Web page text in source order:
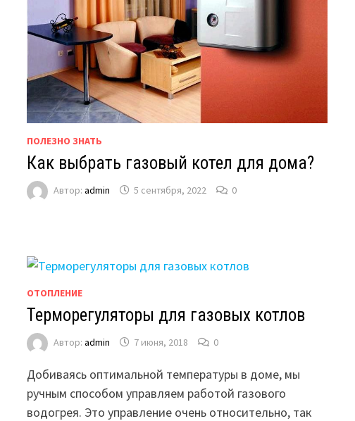
ПОЛЕЗНО ЗНАТЬ
Как выбрать газовый котел для дома?
Автор:admin 5 сентября, 2022 0
ОТОПЛЕНИЕ
Терморегуляторы для газовых котлов
Автор:admin 7 июня, 2018 0
Добиваясь оптимальной температуры в доме, мы
ручным способом управляем работой газового
водогрея. Это управление очень относительно, так